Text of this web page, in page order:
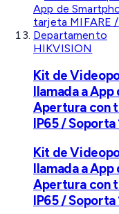
HIKVISION
Kit de
llamada a
Apertura con
IP65 /
Kit de
llamada a
Apertura con
IP65 /